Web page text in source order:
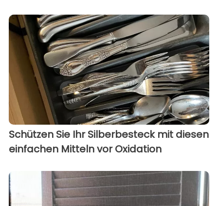
Schützen Sie Ihr Silberbesteck mit diesen
einfachen Mitteln vor Oxidation